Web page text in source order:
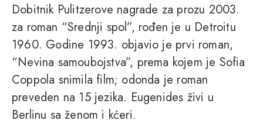
Dobitnik Pulitzerove nagrade za prozu 2003.
za roman “Srednji spol”, rođen je u Detroitu
1960. Godine 1993. objavio je prvi roman,
“Nevina samoubojstva”, prema kojem je Sofia
Coppola snimila film; odonda je roman
preveden na 15 jezika. Eugenides živi u
Berlinu sa ženom i kćeri.